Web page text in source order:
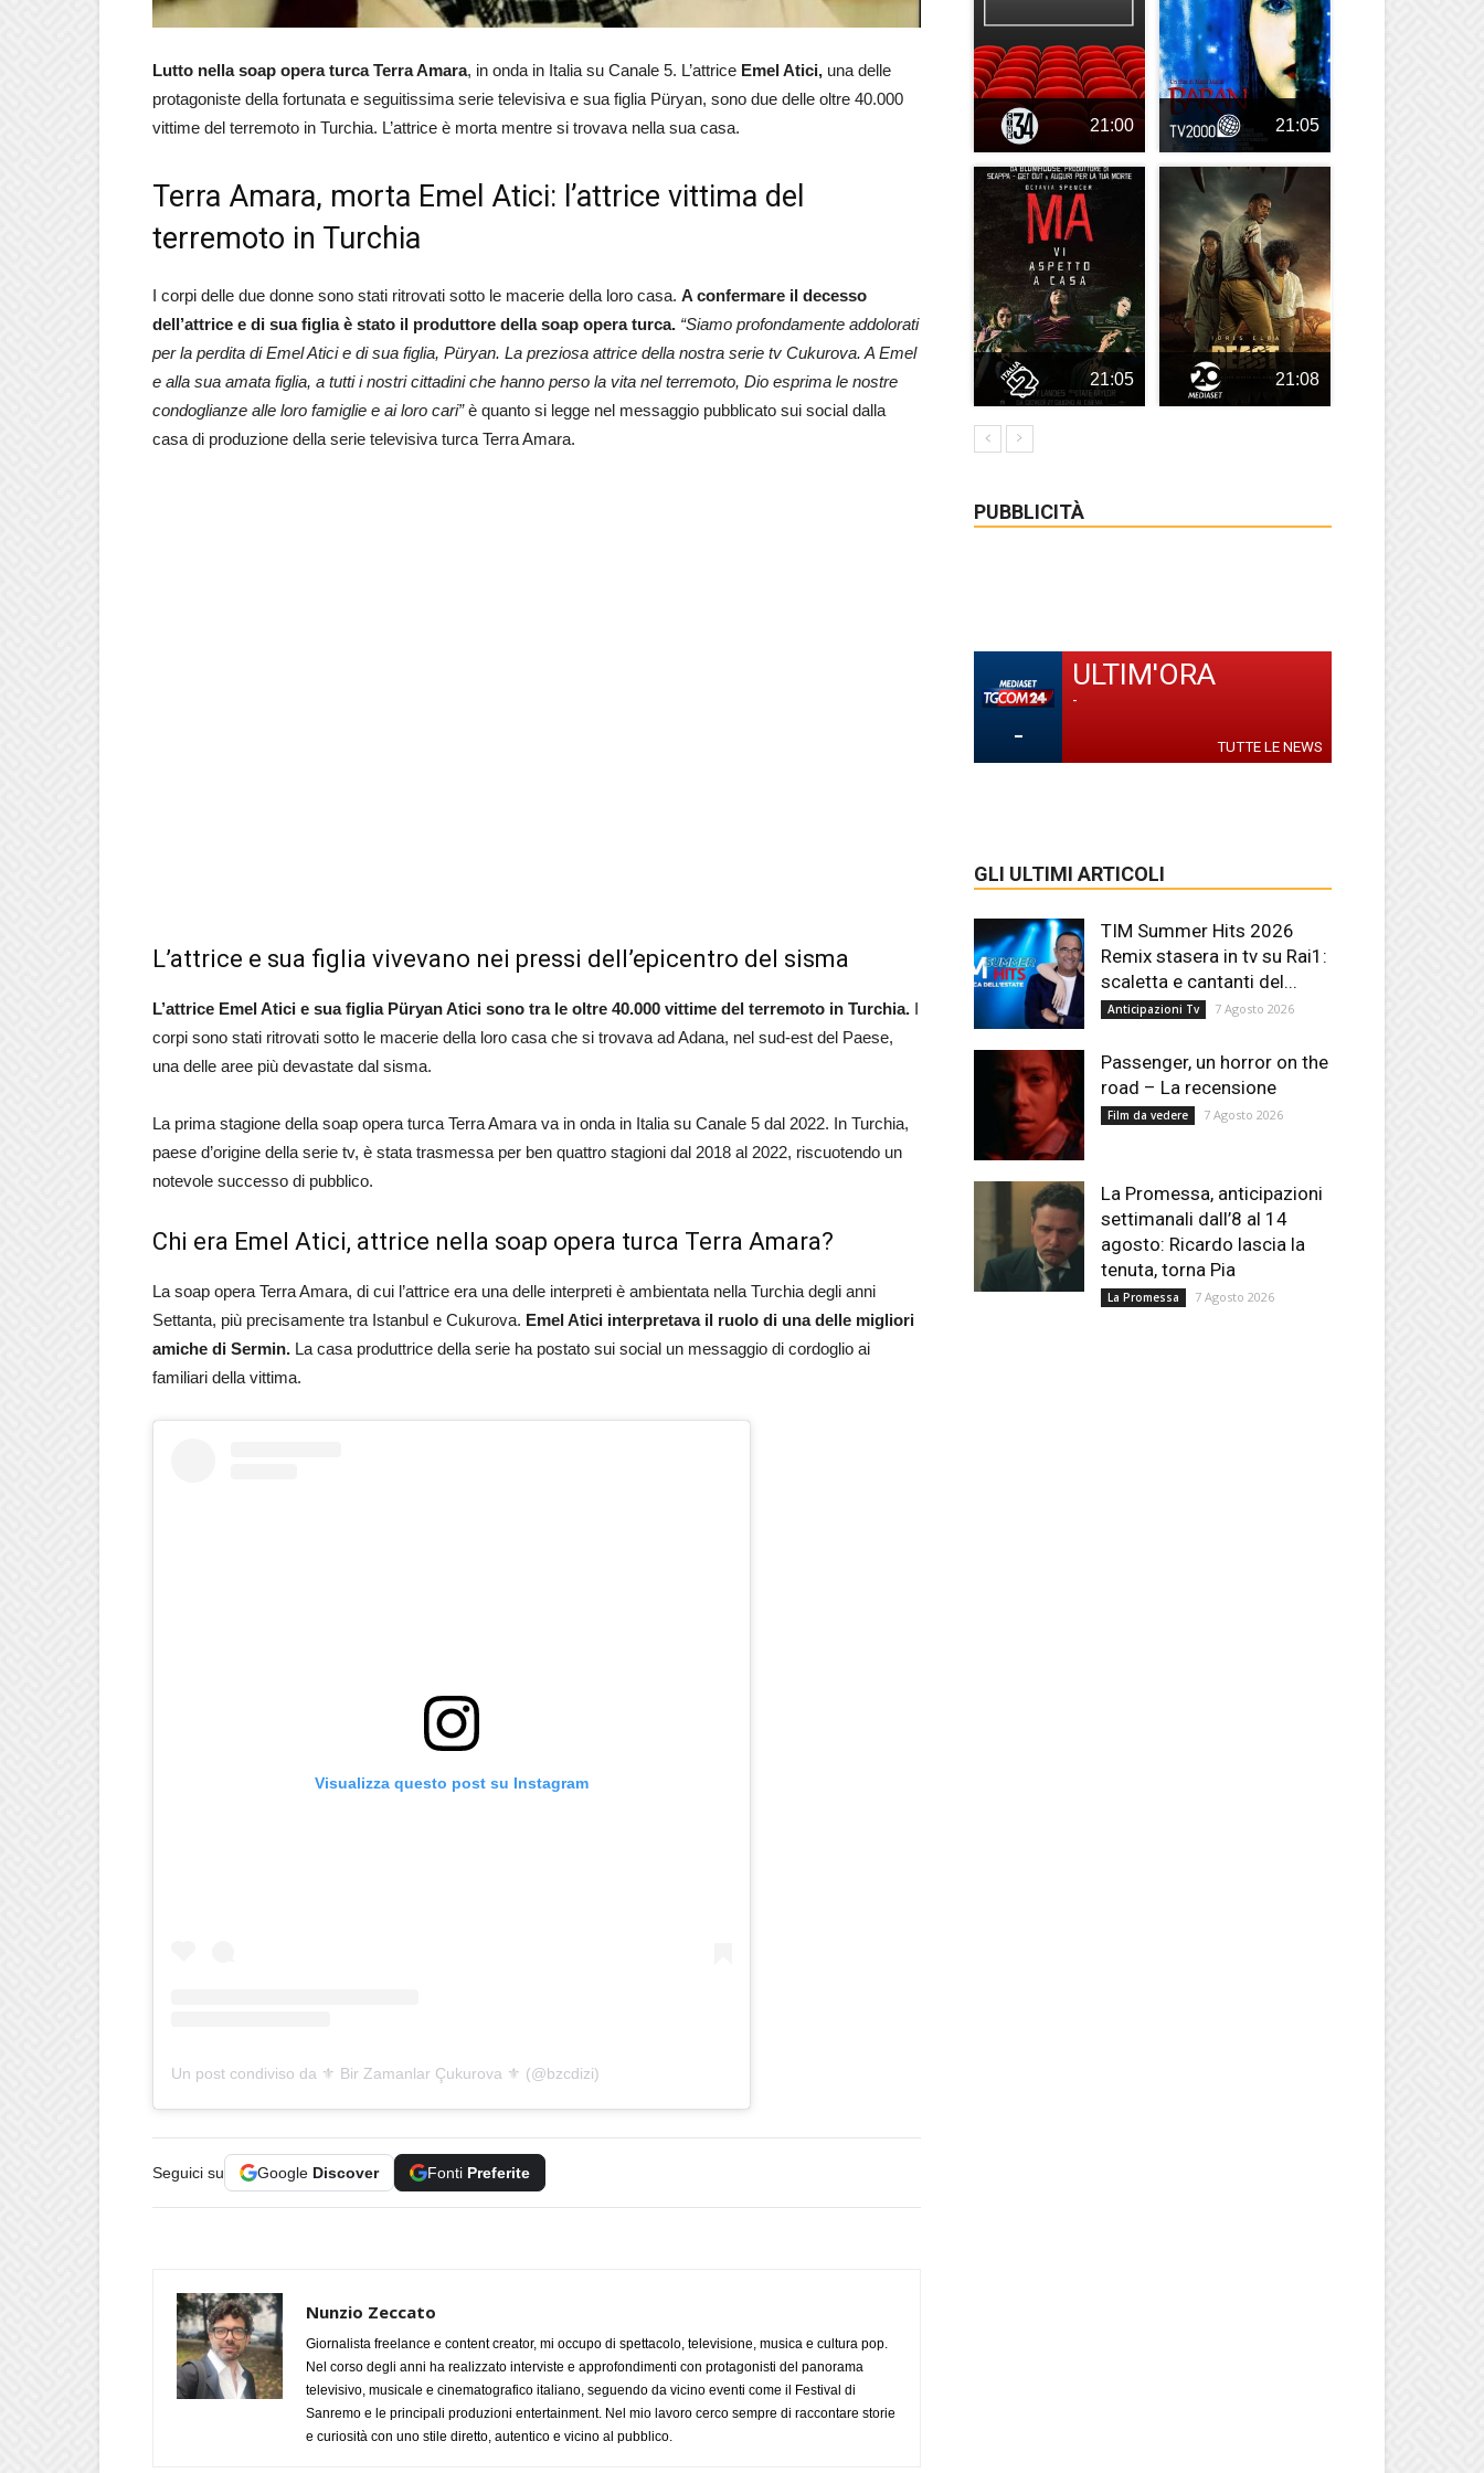
Lutto nella soap opera turca Terra Amara, in onda in Italia su Canale 5. L’attrice Emel Atici, una delle
protagoniste della fortunata e seguitissima serie televisiva e sua figlia Püryan, sono due delle oltre 40.000
vittime del terremoto in Turchia. L’attrice è morta mentre si trovava nella sua casa.
Terra Amara, morta Emel Atici: l’attrice vittima del
terremoto in Turchia
I corpi delle due donne sono stati ritrovati sotto le macerie della loro casa. A confermare il decesso
dell’attrice e di sua figlia è stato il produttore della soap opera turca. “Siamo profondamente addolorati
per la perdita di Emel Atici e di sua figlia, Püryan. La preziosa attrice della nostra serie tv Cukurova. A Emel
e alla sua amata figlia, a tutti i nostri cittadini che hanno perso la vita nel terremoto, Dio esprima le nostre
condoglianze alle loro famiglie e ai loro cari”è quanto si legge nel messaggio pubblicato sui social dalla
casa di produzione della serie televisiva turca Terra Amara.
L’attrice e sua figlia vivevano nei pressi dell’epicentro del sisma
L’attrice Emel Atici e sua figlia Püryan Atici sono tra le oltre 40.000 vittime del terremoto in Turchia. I
corpi sono stati ritrovati sotto le macerie della loro casa che si trovava ad Adana, nel sud-est del Paese,
una delle aree più devastate dal sisma.
La prima stagione della soap opera turca Terra Amara va in onda in Italia su Canale 5 dal 2022. In Turchia,
paese d’origine della serie tv, è stata trasmessa per ben quattro stagioni dal 2018 al 2022, riscuotendo un
notevole successo di pubblico.
Chi era Emel Atici, attrice nella soap opera turca Terra Amara?
La soap opera Terra Amara, di cui l’attrice era una delle interpreti è ambientata nella Turchia degli anni
Settanta, più precisamente tra Istanbul e Cukurova. Emel Atici interpretava il ruolo di una delle migliori
amiche di Sermin. La casa produttrice della serie ha postato sui social un messaggio di cordoglio ai
familiari della vittima.
Visualizza questo post su Instagram
Un post condiviso da ⚜️ Bir Zamanlar Çukurova ⚜️ (@bzcdizi)
Seguici su Google Discover Fonti Preferite
Nunzio Zeccato
Giornalista freelance e content creator, mi occupo di spettacolo, televisione, musica e cultura pop.
Nel corso degli anni ha realizzato interviste e approfondimenti con protagonisti del panorama
televisivo, musicale e cinematografico italiano, seguendo da vicino eventi come il Festival di
Sanremo e le principali produzioni entertainment. Nel mio lavoro cerco sempre di raccontare storie
e curiosità con uno stile diretto, autentico e vicino al pubblico.
21:00 21:05
21:05 21:08
PUBBLICITÀ
-
ULTIM'ORA
-
TUTTE LE NEWS
GLI ULTIMI ARTICOLI
TIM Summer Hits 2026
Remix stasera in tv su Rai1:
scaletta e cantanti del...
Anticipazioni Tv 7 Agosto 2026
Passenger, un horror on the
road – La recensione
Film da vedere 7 Agosto 2026
La Promessa, anticipazioni
settimanali dall’8 al 14
agosto: Ricardo lascia la
tenuta, torna Pia
La Promessa 7 Agosto 2026